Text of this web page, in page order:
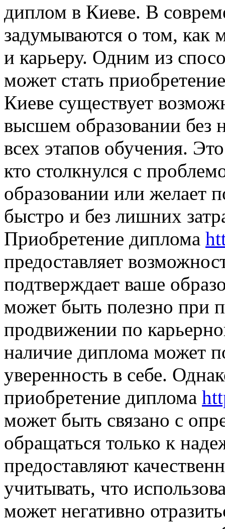
диплом в Киеве. В
задумываются о том, как
и карьеру. Одним из
может стать
Киеве существует
высшем образовании без
всех этапов обучения.
кто столкнулся с
образовании или желает
быстро и без лишних
Приобретение диплома
предоставляет
подтверждает ваше
может быть полезно при
продвижении по
наличие диплома может
уверенность в себе.
приобретение диплома
может быть связано с
обращаться только к
предоставляют
учитывать, что
может негативно